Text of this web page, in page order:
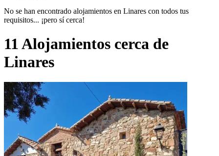
No se han encontrado alojamientos en Linares con todos tus
requisitos... ¡pero sí cerca!
11 Alojamientos cerca de
Linares